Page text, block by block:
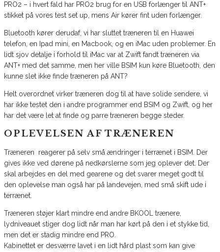
PRO2 – i hvert fald har PRO2 brug for en USB forlænger til ANT+
stikket på vores test set up, mens Air kører fint uden forlænger.
Bluetooth kører derudaf, vi har sluttet træneren til en Huawei
telefon, en Ipad mini, en Macbook, og en iMac uden problemer. En
lidt sjov detalje i forhold til iMac var at Zwift fandt træneren via
ANT+ med det samme, men her ville BSIM kun køre Bluetooth, den
kunne slet ikke finde træneren på ANT?
Helt overordnet virker træneren dog til at have solide sendere, vi
har ikke testet den i andre programmer end BSIM og Zwift, og her
har det være let at finde og parre træneren begge steder.
OPLEVELSEN AF TRÆNEREN
Træneren reagerer på selv små ændringer i terrænet i BSIM. Der
gives ikke ved dørene på nedkørslerne som jeg oplever det. Der
skal arbejdes en del med gearene og det svarer meget godt til
den oplevelse man også har på landevejen, med små skift ude i
terrænet.
Træneren støjer klart mindre end andre BKOOL trænere,
lydniveauet stiger dog lidt når man har kørt på den i et stykke tid,
men det er stadig mindre end PRO.
Kabinettet er desværre lavet i en lidt hård plast som kan give